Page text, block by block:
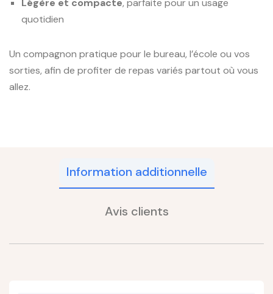
Légère et compacte, parfaite pour un usage
quotidien
Un compagnon pratique pour le bureau, l’école ou vos
sorties, afin de profiter de repas variés partout où vous
allez.
Information additionnelle
Avis clients